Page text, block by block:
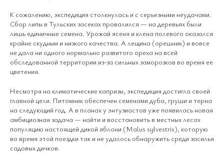
К сожалению, экспедиция столкнулась и с серьезными неудачами.
Сбор липы в Тульских засеках провалился — на деревьях были
лишь единичные семена. Урожай ясеня и клена полевого оказался
крайне скудным и низкого качества. А лещина (орешник) и вовсе
не дала ни одного нормально развитого ореха на всей
обследованной территории из-за сильных заморозков во время ее
цветения.
Несмотря на климатические капризы, экспедиция достигла своей
главной цели. Питомник обеспечен семенами дуба, груши и терна
на следующий год. А в планах у энтузиастов уже появилась новая
амбициозная задача — найти и восстановить в местных лесах
популяцию настоящей дикой яблони (Malus sylvestris), которую
во время этой поездки так и не удалось обнаружить среди засилья
садовых дичков.